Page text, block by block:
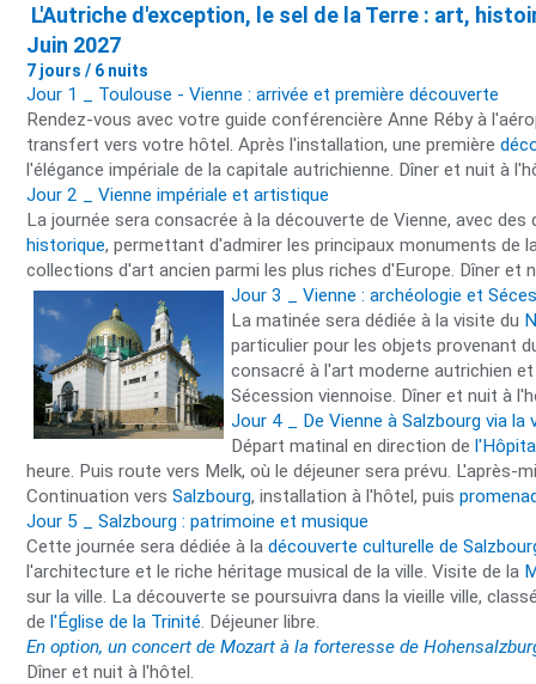
L'Autriche d'exception, le sel de la Terre : art,
Juin 2027
7 jours / 6 nuits
Jour 1 _ Toulouse - Vienne : arrivée et première découverte
Rendez-vous avec votre guide conférencière Anne Réby à
transfert vers votre hôtel. Après l'installation, une première
l'élégance impériale de la capitale autrichienne. Dîner et nuit à
Jour 2 _ Vienne impériale et artistique
La journée sera consacrée à la découverte de Vienne, avec
historique, permettant d'admirer les principaux monuments de
collections d'art ancien parmi les plus riches d'Europe. Dîner et
Jour 3 _ Vienne : archéologie et
La matinée sera dédiée à la visite du
particulier pour les objets provenant
consacré à l'art moderne autrichien
Sécession viennoise. Dîner et nuit à
Jour 4 _ De Vienne à Salzbourg via la
Départ matinal en direction de
heure. Puis route vers Melk, où le déjeuner sera prévu. L'après-
Continuation vers Salzbourg, installation à l'hôtel, puis
Jour 5 _ Salzbourg : patrimoine et musique
Cette journée sera dédiée à la découverte culturelle de
l'architecture et le riche héritage musical de la ville. Visite de la
sur la ville. La découverte se poursuivra dans la vieille ville,
de l'Église de la Trinité . Déjeuner libre.
En option, un concert de Mozart à la forteresse de
Dîner et nuit à l'hôtel.